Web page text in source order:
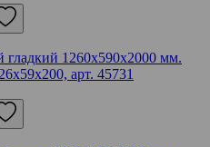
арт. 45731